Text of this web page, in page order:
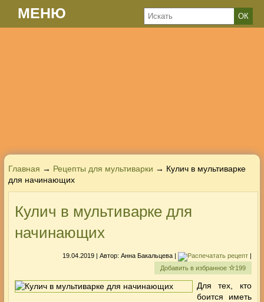
МЕНЮ
Главная → Рецепты для мультиварки → Кулич в мультиварке
для начинающих
Кулич в мультиварке для
начинающих
19.04.2019 | Автор: Анна Бакальцева|
|
Добавить в избранное
199
Для тех, кто
боится иметь